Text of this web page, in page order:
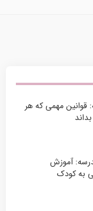
مهمی که هر
آموزش
به کودک